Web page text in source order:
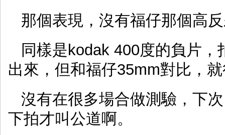
那個表現，沒有福仔那個高
同樣是kodak 400度的負片
出來，但和福仔35mm對比，
沒有在很多場合做測驗，下
下拍才叫公道啊。